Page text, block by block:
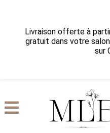
Livraison offerte à
gratuit dans votre
sur